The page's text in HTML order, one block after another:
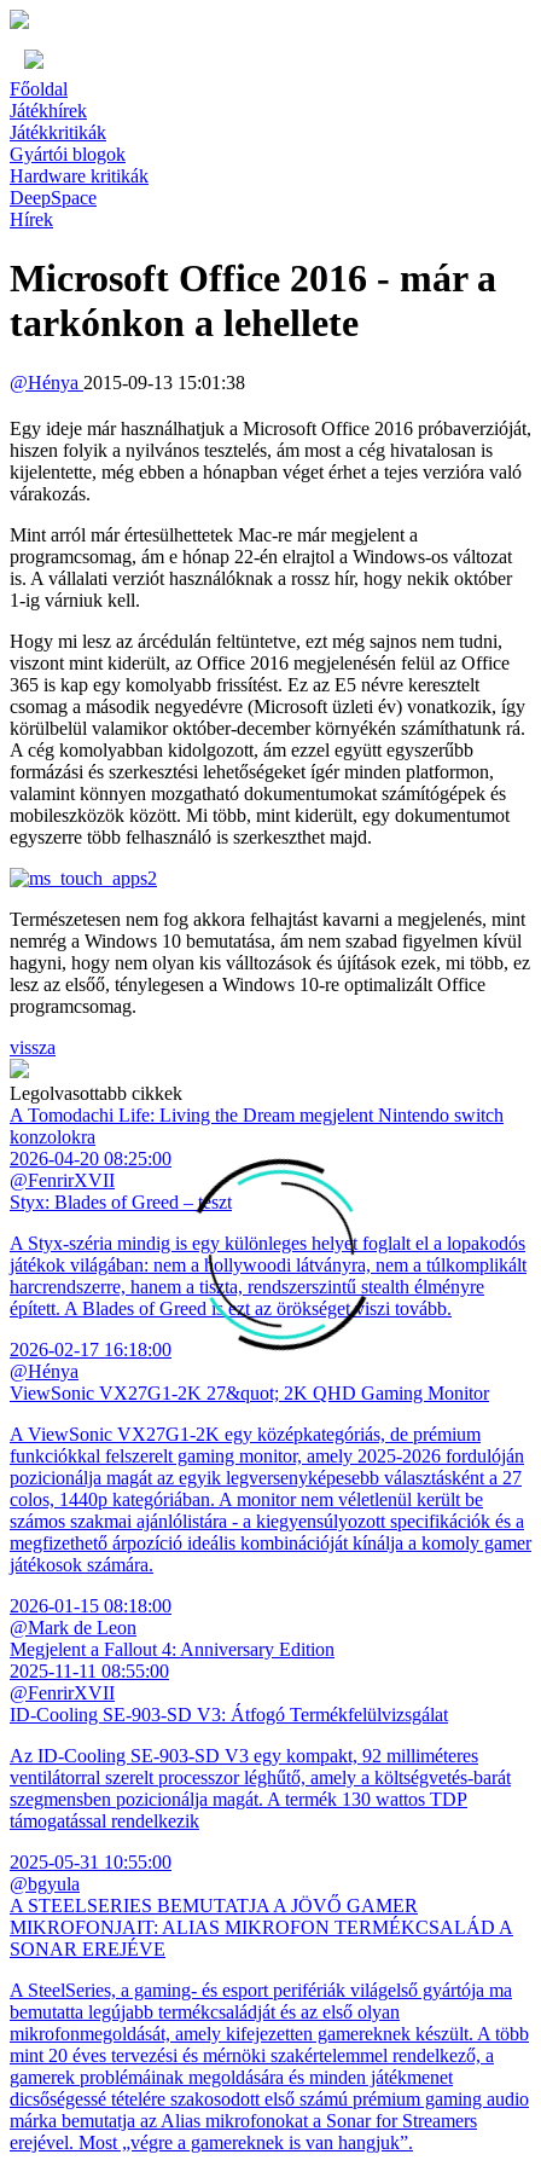
Főoldal
Játékhírek
Játékkritikák
Gyártói blogok
Hardware kritikák
DeepSpace
Hírek
Microsoft Office 2016 - már a
tarkónkon a lehellete
@Hénya 2015-09-13 15:01:38
Egy ideje már használhatjuk a Microsoft Office 2016 próbaverzióját,
hiszen folyik a nyilvános tesztelés, ám most a cég hivatalosan is
kijelentette, még ebben a hónapban véget érhet a tejes verzióra való
várakozás.
Mint arról már értesülhettetek Mac-re már megjelent a
programcsomag, ám e hónap 22-én elrajtol a Windows-os változat
is. A vállalati verziót használóknak a rossz hír, hogy nekik október
1-ig várniuk kell.
Hogy mi lesz az árcédulán feltüntetve, ezt még sajnos nem tudni,
viszont mint kiderült, az Office 2016 megjelenésén felül az Office
365 is kap egy komolyabb frissítést. Ez az E5 névre keresztelt
csomag a második negyedévre (Microsoft üzleti év) vonatkozik, így
körülbelül valamikor október-december környékén számíthatunk rá.
A cég komolyabban kidolgozott, ám ezzel együtt egyszerűbb
formázási és szerkesztési lehetőségeket ígér minden platformon,
valamint könnyen mozgatható dokumentumokat számítógépek és
mobileszközök között. Mi több, mint kiderült, egy dokumentumot
egyszerre több felhasználó is szerkeszthet majd.
Természetesen nem fog akkora felhajtást kavarni a megjelenés, mint
nemrég a Windows 10 bemutatása, ám nem szabad figyelmen kívül
hagyni, hogy nem olyan kis válltozások és újítások ezek, mi több, ez
lesz az elsőő, ténylegesen a Windows 10-re optimalizált Office
programcsomag.
vissza
Legolvasottabb cikkek
A Tomodachi Life: Living the Dream megjelent Nintendo switch
konzolokra
2026-04-20 08:25:00
@FenrirXVII
Styx: Blades of Greed – teszt
A Styx-széria mindig is egy különleges helyet foglalt el a lopakodós
játékok világában: nem a hollywoodi látványra, nem a túlkomplikált
harcrendszerre, hanem a tiszta, rendszerszintű stealth élményre
épített. A Blades of Greed is ezt az örökséget viszi tovább.
2026-02-17 16:18:00
@Hénya
ViewSonic VX27G1-2K 27&quot; 2K QHD Gaming Monitor
A ViewSonic VX27G1-2K egy középkategóriás, de prémium
funkciókkal felszerelt gaming monitor, amely 2025-2026 fordulóján
pozicionálja magát az egyik legversenyképesebb választásként a 27
colos, 1440p kategóriában. A monitor nem véletlenül került be
számos szakmai ajánlólistára - a kiegyensúlyozott specifikációk és a
megfizethető árpozíció ideális kombinációját kínálja a komoly gamer
játékosok számára.
2026-01-15 08:18:00
@Mark de Leon
Megjelent a Fallout 4: Anniversary Edition
2025-11-11 08:55:00
@FenrirXVII
ID-Cooling SE-903-SD V3: Átfogó Termékfelülvizsgálat
Az ID-Cooling SE-903-SD V3 egy kompakt, 92 milliméteres
ventilátorral szerelt processzor léghűtő, amely a költségvetés-barát
szegmensben pozicionálja magát. A termék 130 wattos TDP
támogatással rendelkezik
2025-05-31 10:55:00
@bgyula
A STEELSERIES BEMUTATJA A JÖVŐ GAMER
MIKROFONJAIT: ALIAS MIKROFON TERMÉKCSALÁD A
SONAR EREJÉVE
A SteelSeries, a gaming- és esport perifériák világelső gyártója ma
bemutatta legújabb termékcsaládját és az első olyan
mikrofonmegoldását, amely kifejezetten gamereknek készült. A több
mint 20 éves tervezési és mérnöki szakértelemmel rendelkező, a
gamerek problémáinak megoldására és minden játékmenet
dicsőségessé tételére szakosodott első számú prémium gaming audio
márka bemutatja az Alias mikrofonokat a Sonar for Streamers
erejével. Most „végre a gamereknek is van hangjuk”.